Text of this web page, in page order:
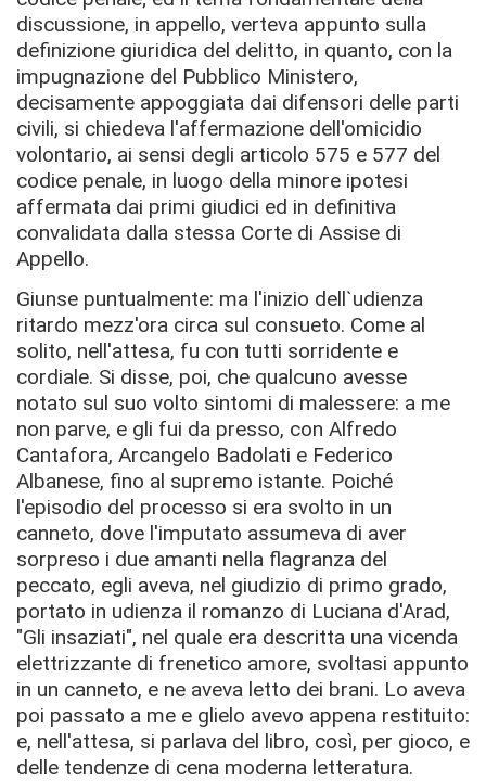
discussione, in appello, verteva appunto sulla
deﬁnizione giuridica del delitto, in quanto, con la
impugnazione del Pubblico Ministero,
decisamente appoggiata dai difensori delle parti
civili, si chiedeva l'affermazione dell'omicidio
volontario, ai sensi degli articolo 575 e 577 del
codice penale, in luogo della minore ipotesi
affermata dai primi giudici ed in deﬁnitiva
convalidata dalla stessa Corte di Assise di
Appello.
Giunse puntualmente: ma l'inizio dell`udienza
ritardo mezz'ora circa sul consueto. Come al
solito, nell'attesa, fu con tutti sorridente e
cordiale. Si disse, poi, che qualcuno avesse
notato sul suo volto sintomi di malessere: a me
non parve, e gli fui da presso, con Alfredo
Cantafora, Arcangelo Badolati e Federico
Albanese, ﬁno al supremo istante. Poiché
l'episodio del processo si era svolto in un
canneto, dove l'imputato assumeva di aver
sorpreso i due amanti nella flagranza del
peccato, egli aveva, nel giudizio di primo grado,
portato in udienza il romanzo di Luciana d'Arad,
"Gli insaziati", nel quale era descritta una vicenda
elettrizzante di frenetico amore, svoltasi appunto
in un canneto, e ne aveva letto dei brani. Lo aveva
poi passato a me e glielo avevo appena restituito:
e, nell'attesa, si parlava del libro, così, per gioco, e
delle tendenze di cena moderna letteratura.